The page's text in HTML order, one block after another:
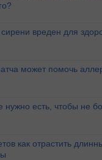
сирени вреден для
может помочь
нужно есть, чтобы не
как отрастить